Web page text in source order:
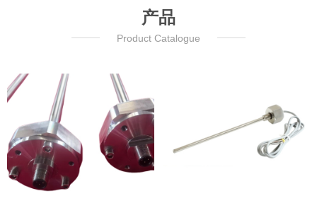
产品
Product Catalogue